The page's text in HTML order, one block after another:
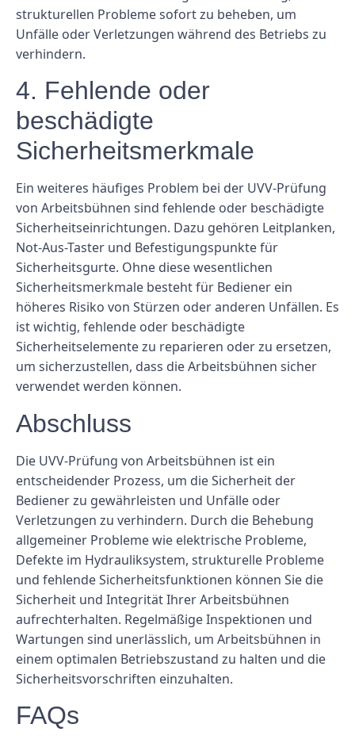
strukturellen Probleme sofort zu beheben, um
Unfälle oder Verletzungen während des Betriebs zu
verhindern.
4. Fehlende oder
beschädigte
Sicherheitsmerkmale
Ein weiteres häufiges Problem bei der UVV-Prüfung
von Arbeitsbühnen sind fehlende oder beschädigte
Sicherheitseinrichtungen. Dazu gehören Leitplanken,
Not-Aus-Taster und Befestigungspunkte für
Sicherheitsgurte. Ohne diese wesentlichen
Sicherheitsmerkmale besteht für Bediener ein
höheres Risiko von Stürzen oder anderen Unfällen. Es
ist wichtig, fehlende oder beschädigte
Sicherheitselemente zu reparieren oder zu ersetzen,
um sicherzustellen, dass die Arbeitsbühnen sicher
verwendet werden können.
Abschluss
Die UVV-Prüfung von Arbeitsbühnen ist ein
entscheidender Prozess, um die Sicherheit der
Bediener zu gewährleisten und Unfälle oder
Verletzungen zu verhindern. Durch die Behebung
allgemeiner Probleme wie elektrische Probleme,
Defekte im Hydrauliksystem, strukturelle Probleme
und fehlende Sicherheitsfunktionen können Sie die
Sicherheit und Integrität Ihrer Arbeitsbühnen
aufrechterhalten. Regelmäßige Inspektionen und
Wartungen sind unerlässlich, um Arbeitsbühnen in
einem optimalen Betriebszustand zu halten und die
Sicherheitsvorschriften einzuhalten.
FAQs